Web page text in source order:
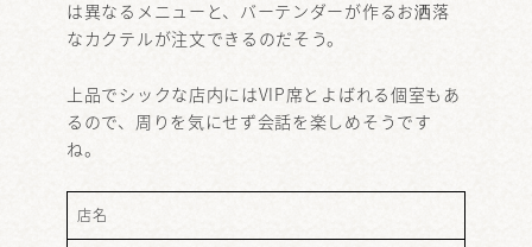
は異なるメニューと、バーテンダーが作るお洒落
なカクテルが注文できるのだそう。
上品でシックな店内にはVIP席とよばれる個室もあ
るので、周りを気にせず会話を楽しめそうです
ね。
店名